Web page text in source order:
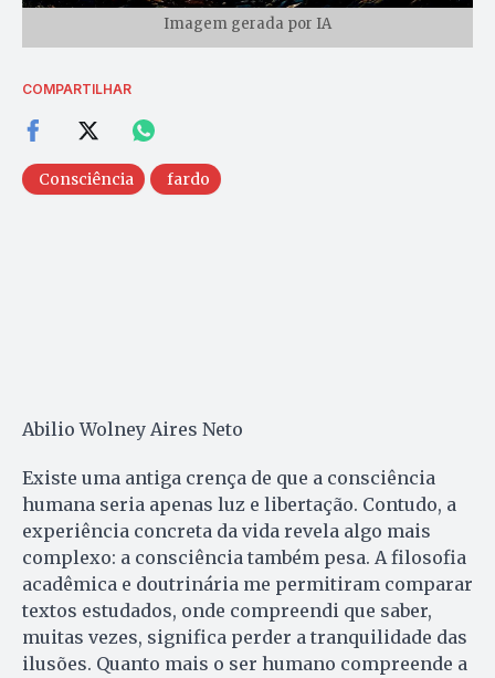
Imagem gerada por IA
COMPARTILHAR
Consciência fardo
Abilio Wolney Aires Neto
Existe uma antiga crença de que a consciência
humana seria apenas luz e libertação. Contudo, a
experiência concreta da vida revela algo mais
complexo: a consciência também pesa. A filosofia
acadêmica e doutrinária me permitiram comparar
textos estudados, onde compreendi que saber,
muitas vezes, significa perder a tranquilidade das
ilusões. Quanto mais o ser humano compreende a